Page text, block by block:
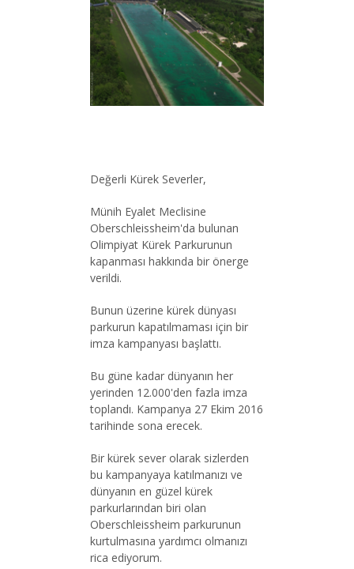
Değerli Kürek Severler,
Münih Eyalet Meclisine
Oberschleissheim'da bulunan
Olimpiyat Kürek Parkurunun
kapanması hakkında bir önerge
verildi.
Bunun üzerine kürek dünyası
parkurun kapatılmaması için bir
imza kampanyası başlattı.
Bu güne kadar dünyanın her
yerinden 12.000'den fazla imza
toplandı. Kampanya 27 Ekim 2016
tarihinde sona erecek.
Bir kürek sever olarak sizlerden
bu kampanyaya katılmanızı ve
dünyanın en güzel kürek
parkurlarından biri olan
Oberschleissheim parkurunun
kurtulmasına yardımcı olmanızı
rica ediyorum.